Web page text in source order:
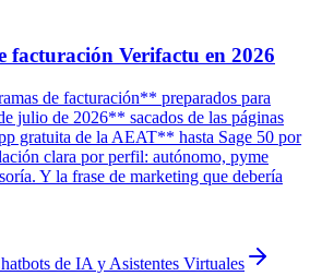
facturación Verifactu en 2026
de facturación** preparados para
julio de 2026** sacados de las páginas
gratuita de la AEAT** hasta Sage 50 por
clara por perfil: autónomo, pyme
Y la frase de marketing que debería
de IA y Asistentes Virtuales